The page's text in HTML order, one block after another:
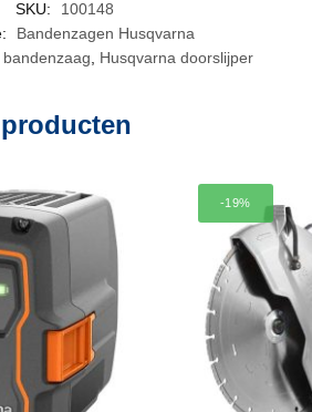
SKU:
100148
Bandenzagen Husqvarna
Husqvarna doorslijper
-19%